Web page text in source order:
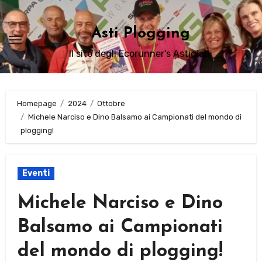
Passa
al
contenuto
Asti Plogging
Il sito degli Ecorunner's Astigiani
Homepage 2024
Ottobre
Michele Narciso e Dino Balsamo ai Campionati del mondo di
plogging!
Eventi
Michele Narciso e Dino
Balsamo ai Campionati
del mondo di plogging!